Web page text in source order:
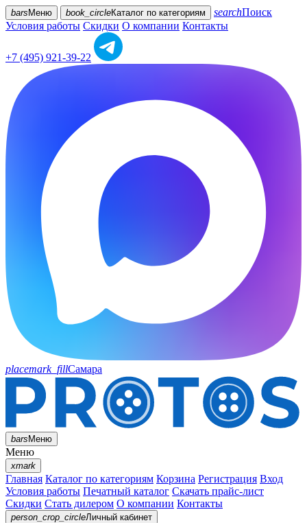
bars Меню book_circleКаталог по категориям searchПоиск
Условия работы Скидки О компании Контакты
+7 (495) 921-39-22
placemark_fillСамара
barsМеню
Меню
xmark
Главная Каталог по категориям Корзина Регистрация Вход
Условия работы Печатный каталог Скачать прайс-лист
Скидки Стать дилером О компании Контакты
person_crop_circleЛичный кабинет